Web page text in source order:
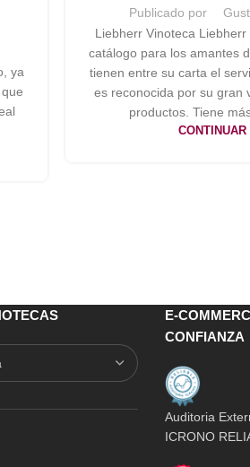
ya
Publicado por
Liebherr Vinoteca
catálogo para los amantes
tienen entre su carta el
es reconocida por su gran
productos. Tiene
E-
CONFIANZA
Auditoria
ICRONO